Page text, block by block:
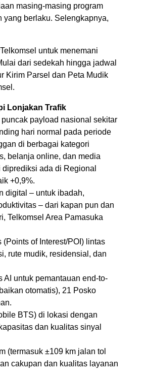
masing‑masing program
yang berlaku. Selengkapnya,
untuk menemani
dari sedekah hingga jadwal
Kirim Parsel dan Peta Mudik
Lonjakan Trafik
payload nasional sekitar
hari normal pada periode
di berbagai kategori
belanja online, dan media
ada di Regional
+0,9%.
digital – untuk ibadah,
– dari kapan pun dan
Telkomsel Area Pamasuka
of Interest/POI) lintas
rute mudik, residensial, dan
AI untuk pemantauan end-to-
otomatis), 21 Posko
BTS) di lokasi dengan
dan kualitas sinyal
(termasuk ±109 km jalan tol
cakupan dan kualitas layanan